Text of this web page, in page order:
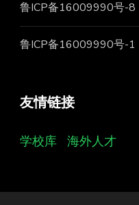
鲁ICP备16009990号-8
鲁ICP备16009990号-1
友情链接
学校库 海外人才